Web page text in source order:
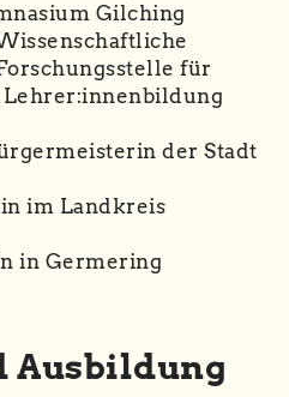
Gilching
für
der Stadt
im Landkreis
in Germering
Ausbildung